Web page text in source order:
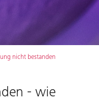
nicht bestanden
- wie